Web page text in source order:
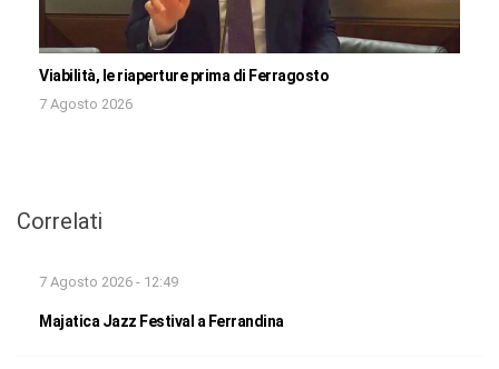
Viabilità, le riaperture prima di Ferragosto
7 Agosto 2026
Correlati
7 Agosto 2026 - 12:49
Majatica Jazz Festival a Ferrandina